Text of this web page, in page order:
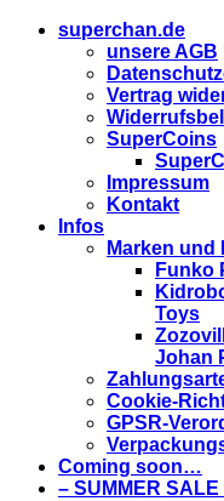
superchan.de
unsere AGB
Vertrag
SuperCoins
Impressum
Kontakt
Infos
Marken und
Funko
Toys
Johan
Cookie-
GPSR-
Coming soon…
– SUMMER SALE